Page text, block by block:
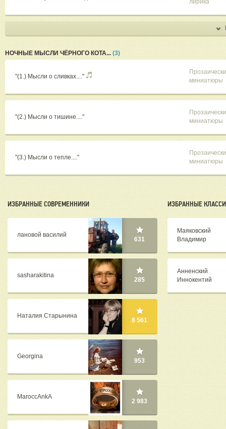
лирика
НОЧНЫЕ МЫСЛИ ЧЁРНОГО КОТА... (3)
"(1.) Мысли о сливках...."
миниатюры
"(2.) Мысли о тишине...."
миниатюры
"(3.) Мысли о тепле...."
миниатюры
ИЗБРАННЫЕ СОВРЕМЕННИКИ
лановой василий
631
sasharakitina
285
Наталия Старынина
8 561
Georgina
953
MaroccAnkA
2 983
ИЗБРАННЫЕ
Маяковский
Владимир
Анненский
Иннокентий